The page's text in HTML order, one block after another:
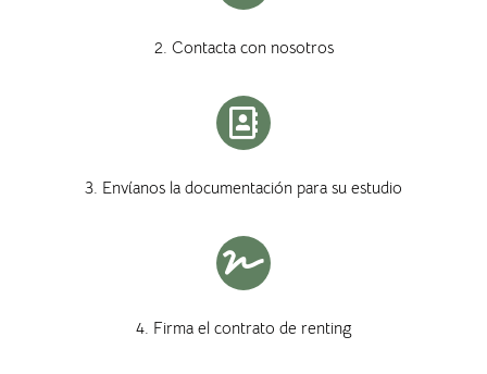
2. Contacta con nosotros
3. Envíanos la documentación para su estudio
4. Firma el contrato de renting